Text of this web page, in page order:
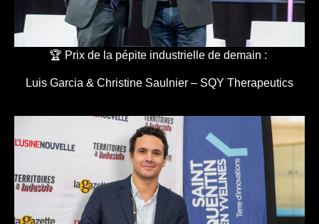
🏆 Prix de la pépite industrielle de demain :
Luis Garcia & Christine Saulnier – SQY Therapeutics